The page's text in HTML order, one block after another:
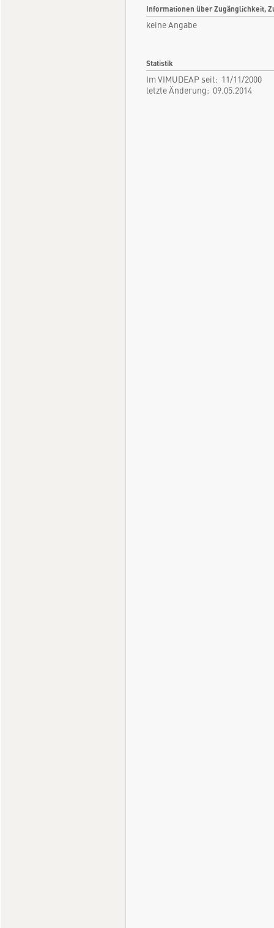
Informationen über Zugänglichkeit,
keine Angabe
Statistik
Im VIMUDEAP seit: 11/11/2000
letzte Änderung: 09.05.2014